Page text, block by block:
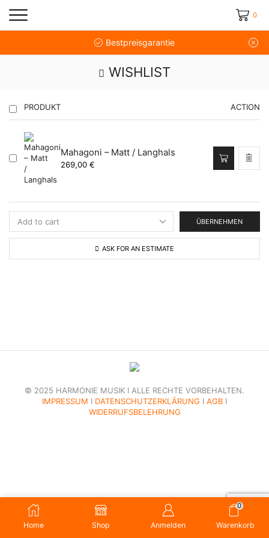
0
Bestpreisgarantie
WISHLIST
PRODUKT ACTION
Mahagoni – Matt / Langhals
269,00 €
ÜBERNEHMEN
ASK FOR AN ESTIMATE
© 2025 HARMONIE MUSIK I ALLE RECHTE VORBEHALTEN.
IMPRESSUM I DATENSCHUTZERKLÄRUNG I AGB I
WIDERRUFSBELEHRUNG
Home Shop Anmelden
0
Warenkorb